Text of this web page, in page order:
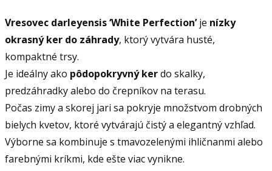
Vresovec darleyensis ‘White Perfection’je nízky
okrasný ker do záhrady, ktorý vytvára husté,
kompaktné trsy.
Je ideálny ako pôdopokryvný kerdo skalky,
predzáhradky alebo do črepníkov na terasu.
Počas zimy a skorej jari sa pokryje množstvom drobných
bielych kvetov, ktoré vytvárajú čistý a elegantný vzhľad.
Výborne sa kombinuje s tmavozelenými ihličnanmi alebo
farebnými kríkmi, kde ešte viac vynikne.